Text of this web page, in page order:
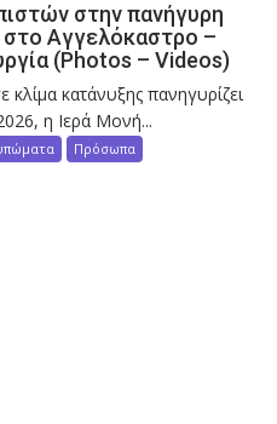
στην πανήγυρη
Αγγελόκαστρο –
(Photos – Videos)
κλίμα κατάνυξης πανηγυρίζει
η Ιερά Μονή...
Πρόσωπα